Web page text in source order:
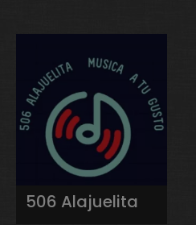
506 Alajuelita